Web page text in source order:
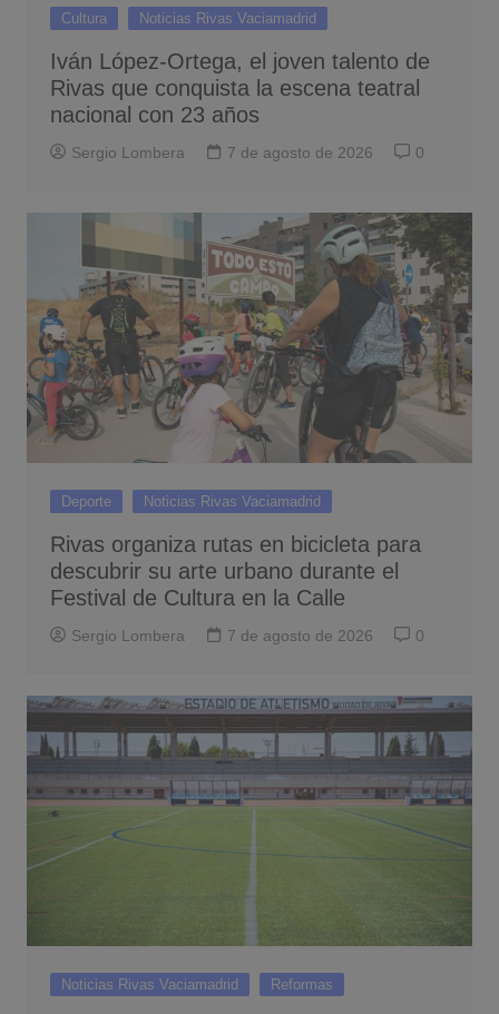
Cultura Noticias Rivas Vaciamadrid
Iván López-Ortega, el joven talento de
Rivas que conquista la escena teatral
nacional con 23 años
Sergio Lombera 7 de agosto de 2026 0
Deporte Noticias Rivas Vaciamadrid
Rivas organiza rutas en bicicleta para
descubrir su arte urbano durante el
Festival de Cultura en la Calle
Sergio Lombera 7 de agosto de 2026 0
Noticias Rivas Vaciamadrid Reformas